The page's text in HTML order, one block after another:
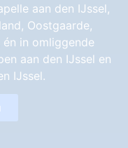
aan den IJssel,
Oostgaarde,
in omliggende
aan den IJssel en
IJssel.